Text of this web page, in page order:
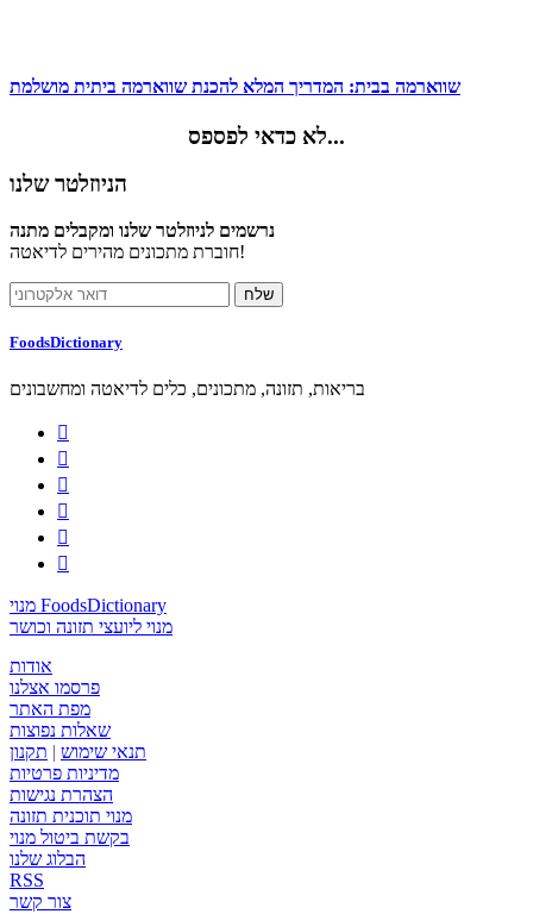
שווארמה בבית: המדריך המלא להכנת שווארמה ביתית מושלמת
לא כדאי לפספס...
הניוזלטר שלנו
נרשמים לניוזלטר שלנו ומקבלים מתנה
חוברת מתכונים מהירים לדיאטה!
FoodsDictionary
בריאות, תזונה, מתכונים, כלים לדיאטה ומחשבונים






מנוי FoodsDictionary
מנוי ליועצי תזונה וכושר
אודות
פרסמו אצלנו
מפת האתר
שאלות נפוצות
תנאי שימוש | תקנון
מדיניות פרטיות
הצהרת נגישות
מנוי תוכנית תזונה
בקשת ביטול מנוי
הבלוג שלנו
RSS
צור קשר